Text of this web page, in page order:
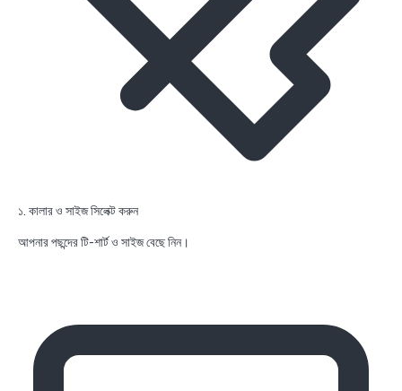
১. কালার ও সাইজ সিলেক্ট করুন
আপনার পছন্দের টি-শার্ট ও সাইজ বেছে নিন।